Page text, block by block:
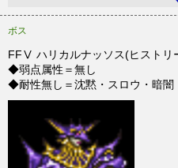
ボス
FFⅤ ハリカルナッソス(ヒストリ
◆弱点属性＝無し
◆耐性無し＝沈黙・スロウ・暗闇